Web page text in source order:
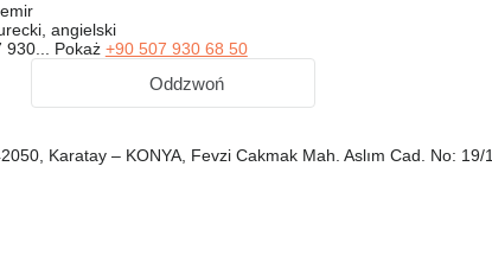
angielski
930... Pokaż +90 507 930 68 50
Oddzwoń
Karatay – KONYA, Fevzi Cakmak Mah. Aslım Cad. No: 19/1